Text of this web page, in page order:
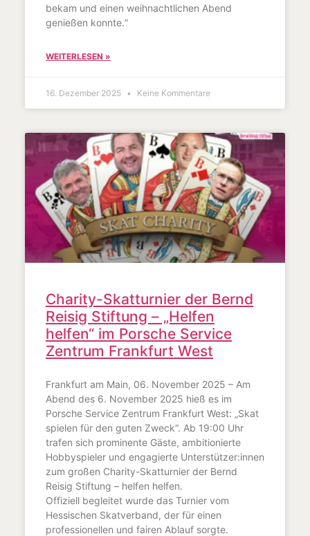
bekam und einen weihnachtlichen Abend
genießen konnte.“
WEITERLESEN »
16. Dezember 2025 Keine Kommentare
Charity-Skatturnier der Bernd
Reisig Stiftung – „Helfen
helfen“ im Porsche Service
Zentrum Frankfurt West
Frankfurt am Main, 06. November 2025 – Am
Abend des 6. November 2025 hieß es im
Porsche Service Zentrum Frankfurt West: „Skat
spielen für den guten Zweck“. Ab 19:00 Uhr
trafen sich prominente Gäste, ambitionierte
Hobbyspieler und engagierte Unterstützer:innen
zum großen Charity-Skatturnier der Bernd
Reisig Stiftung – helfen helfen.
Offiziell begleitet wurde das Turnier vom
Hessischen Skatverband, der für einen
professionellen und fairen Ablauf sorgte.